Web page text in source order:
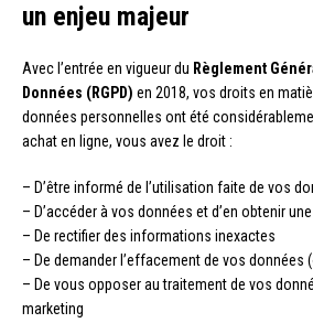
un enjeu majeur
Avec l’entrée en vigueur du Règlement
Données (RGPD) en 2018, vos droits en
données personnelles ont été
achat en ligne, vous avez le droit :
– D’être informé de l’utilisation faite de vos
– D’accéder à vos données et d’en obtenir
– De rectifier des informations inexactes
– De demander l’effacement de vos données
– De vous opposer au traitement de vos
marketing